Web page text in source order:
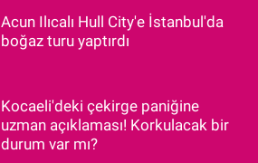
Acun Ilıcalı Hull City'e İstanbul'da
boğaz turu yaptırdı
Kocaeli'deki çekirge paniğine
uzman açıklaması! Korkulacak bir
durum var mı?